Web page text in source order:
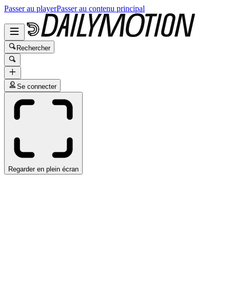
Passer au playerPasser au contenu principal
Rechercher
Se connecter
Regarder en plein écran